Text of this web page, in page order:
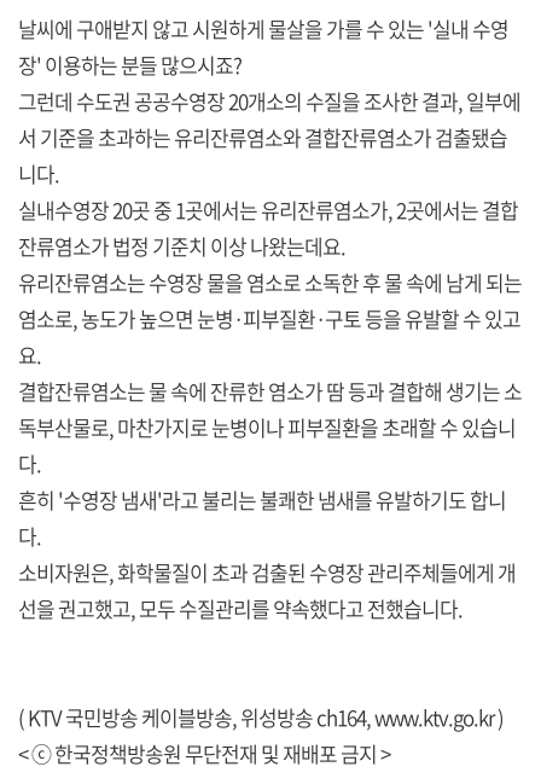
날씨에 구애받지 않고 시원하게 물살을 가를 수 있는 '실내 수영
장' 이용하는 분들 많으시죠?
그런데 수도권 공공수영장 20개소의 수질을 조사한 결과, 일부에
서 기준을 초과하는 유리잔류염소와 결합잔류염소가 검출됐습
니다.
실내수영장 20곳 중 1곳에서는 유리잔류염소가, 2곳에서는 결합
잔류염소가 법정 기준치 이상 나왔는데요.
유리잔류염소는 수영장 물을 염소로 소독한 후 물 속에 남게 되는
염소로, 농도가 높으면 눈병·피부질환·구토 등을 유발할 수 있고
요.
결합잔류염소는 물 속에 잔류한 염소가 땀 등과 결합해 생기는 소
독부산물로, 마찬가지로 눈병이나 피부질환을 초래할 수 있습니
다.
흔히 '수영장 냄새'라고 불리는 불쾌한 냄새를 유발하기도 합니
다.
소비자원은, 화학물질이 초과 검출된 수영장 관리주체들에게 개
선을 권고했고, 모두 수질관리를 약속했다고 전했습니다.
( KTV 국민방송 케이블방송, 위성방송 ch164,www.ktv.go.kr)
< ⓒ 한국정책방송원 무단전재 및 재배포 금지 >